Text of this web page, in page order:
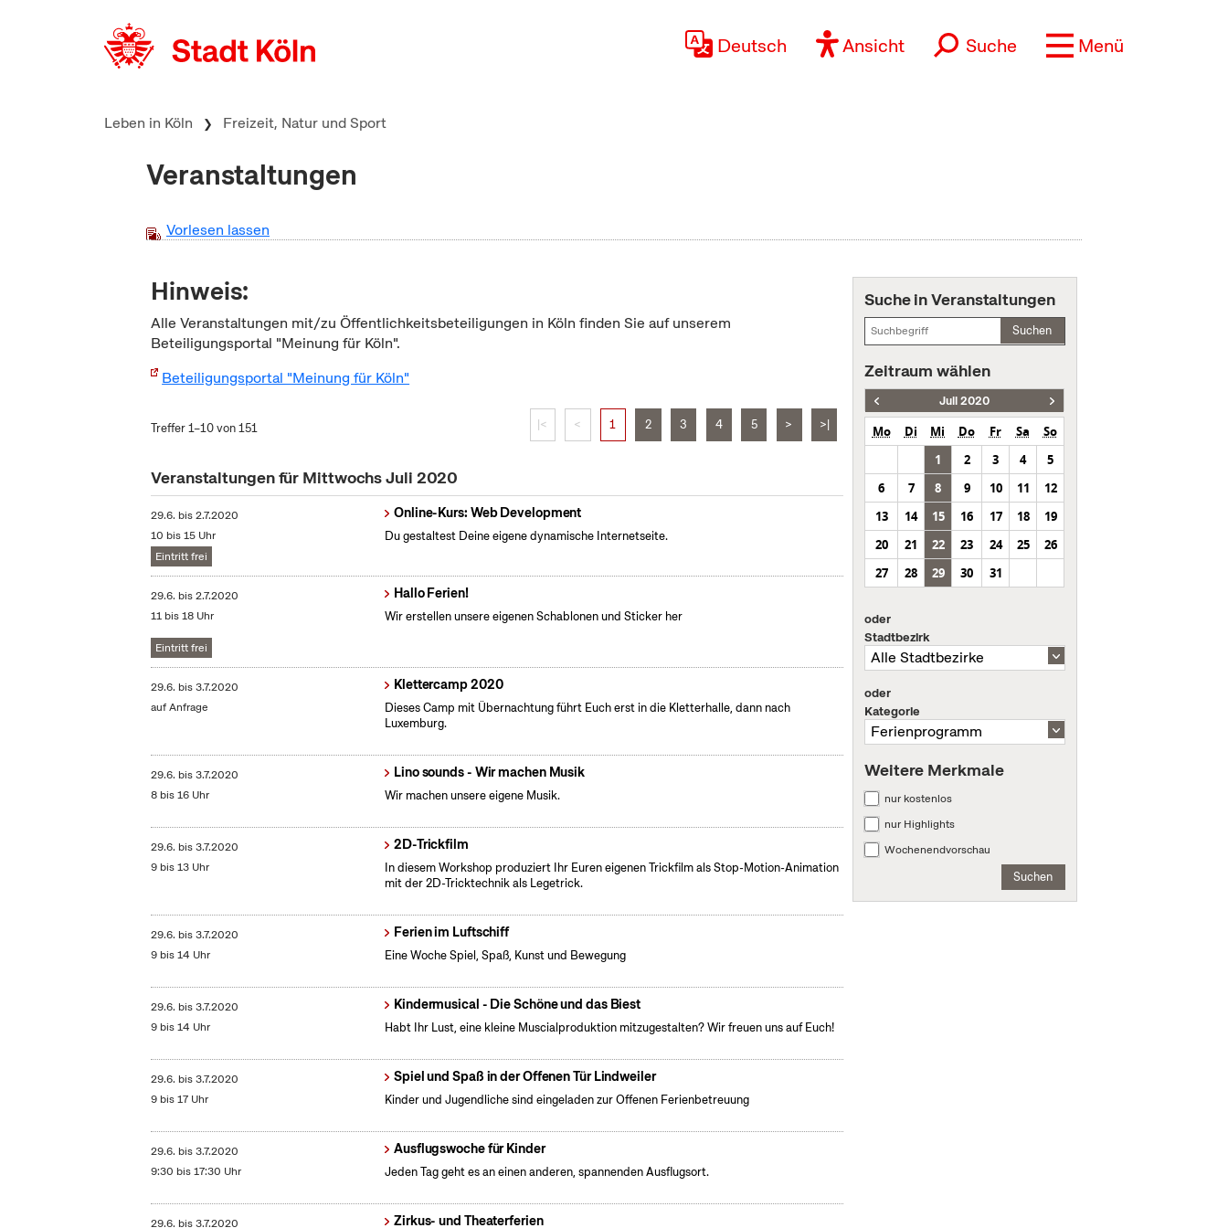
Deutsch Ansicht Suche Menü
Leben in Köln Freizeit, Natur und Sport
Veranstaltungen
Vorlesen lassen
Hinweis:
Alle Veranstaltungen mit/zu Öffentlichkeitsbeteiligungen in Köln finden Sie auf unserem
Beteiligungsportal "Meinung für Köln".
Beteiligungsportal "Meinung für Köln"
Treffer 1–10 von 151 |< < 1 2 3 4 5 > >|
Veranstaltungen für Mittwochs Juli 2020
29.6. bis2.7.2020
10 bis 15 Uhr
Eintritt frei
Online-Kurs: Web Development
Du gestaltest Deine eigene dynamische Internetseite.
29.6. bis2.7.2020
11 bis 18 Uhr
Eintritt frei
Hallo Ferien!
Wir erstellen unsere eigenen Schablonen und Sticker her
29.6. bis3.7.2020
auf Anfrage
Klettercamp 2020
Dieses Camp mit Übernachtung führt Euch erst in die Kletterhalle, dann nach
Luxemburg.
29.6. bis3.7.2020
8 bis 16 Uhr
Lino sounds - Wir machen Musik
Wir machen unsere eigene Musik.
29.6. bis3.7.2020
9 bis 13 Uhr
2D-Trickfilm
In diesem Workshop produziert Ihr Euren eigenen Trickfilm als Stop-Motion-Animation
mit der 2D-Tricktechnik als Legetrick.
29.6. bis3.7.2020
9 bis 14 Uhr
Ferien im Luftschiff
Eine Woche Spiel, Spaß, Kunst und Bewegung
29.6. bis3.7.2020
9 bis 14 Uhr
Kindermusical - Die Schöne und das Biest
Habt Ihr Lust, eine kleine Muscialproduktion mitzugestalten? Wir freuen uns auf Euch!
29.6. bis3.7.2020
9 bis 17 Uhr
Spiel und Spaß in der Offenen Tür Lindweiler
Kinder und Jugendliche sind eingeladen zur Offenen Ferienbetreuung
29.6. bis3.7.2020
9:30 bis 17:30 Uhr
Ausflugswoche für Kinder
Jeden Tag geht es an einen anderen, spannenden Ausflugsort.
29.6. bis3.7.2020 Zirkus- und Theaterferien
Suche in Veranstaltungen
Suchen
Zeitraum wählen
Juli 2020
Mo Di Mi Do Fr Sa
So
1
2 3 4
5
6
7 8 9 10 11
12
13
14 15 16 17 18
19
20
21 22 23 24 25
26
27
28 29 30 31
oder
Stadtbezirk
oder
Kategorie
Weitere Merkmale
nur kostenlos
nur Highlights
Wochenendvorschau
Suchen